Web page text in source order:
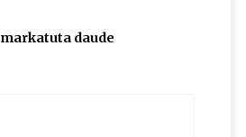
markatuta daude